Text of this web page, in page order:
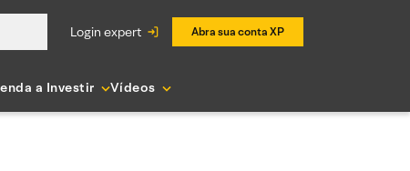
login expert Abra sua conta XP
a Investir Vídeos